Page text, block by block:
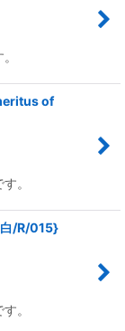
of
。
/R/015}
。